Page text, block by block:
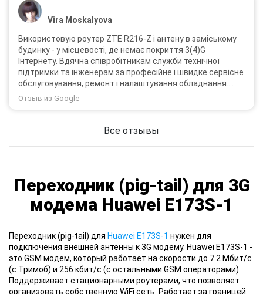
Vira Moskalyova
Використовую роутер ZTE R216-Z і антену в заміському
будинку - у місцевості, де немає покриття 3(4)G
Інтернету. Вдячна співробітникам служби технічної
підтримки та інженерам за професійне і швидке сервісне
обслуговування, ремонт і налаштування обладнання.
Через 3 роки після покупки я не шкодую про прийняте
тоді рішення придбати обладнання в компанії 3G star
Отзыв из Google
Все отзывы
Переходник (pig-tail) для 3G
модема Huawei E173S-1
Переходник (pig-tail) для Huawei E173S-1 нужен для
подключения внешней антенны к 3G модему. Huawei E173S-1 -
это GSM модем, который работает на скорости до 7.2 Мбит/с
(с Тримоб) и 256 кбит/с (с остальными GSM операторами).
Поддерживает стационарными роутерами, что позволяет
организовать собственную WiFi сеть. Работает за границей.